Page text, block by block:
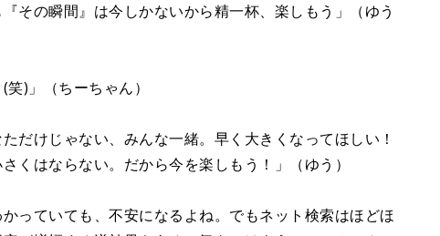
その瞬間』は今しかないから精一杯、楽しもう」（ゆう
)」（ちーちゃん）
だけじゃない、みんな一緒。早く大きくなってほしい！
くはならない。だから今を楽しもう！」（ゆう）
っていても、不安になるよね。でもネット検索はほどほ